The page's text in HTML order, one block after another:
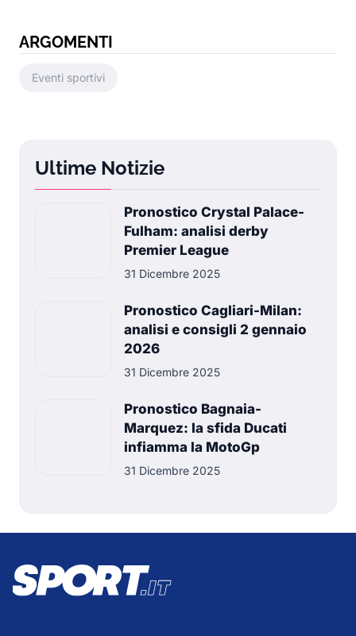
ARGOMENTI
Eventi sportivi
Ultime Notizie
Pronostico Crystal Palace-
Fulham: analisi derby
Premier League
31 Dicembre 2025
Pronostico Cagliari-Milan:
analisi e consigli 2 gennaio
2026
31 Dicembre 2025
Pronostico Bagnaia-
Marquez: la sfida Ducati
infiamma la MotoGp
31 Dicembre 2025